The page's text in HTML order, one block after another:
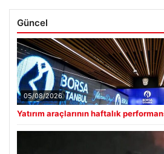
Güncel
05/08/2026
Yatırım araçlarının haftalık